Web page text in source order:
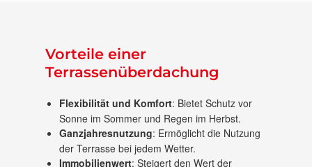
Vorteile einer
Terrassenüberdachung
Flexibilität und Komfort: Bietet Schutz vor
Sonne im Sommer und Regen im Herbst.
Ganzjahresnutzung: Ermöglicht die Nutzung
der Terrasse bei jedem Wetter.
Immobilienwert: Steigert den Wert der